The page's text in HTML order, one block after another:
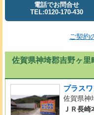
電話でお問合せ
TEL:0120-170-430
ご契約
佐賀県神埼郡吉野ヶ
プラス
佐賀県神
ＪＲ長